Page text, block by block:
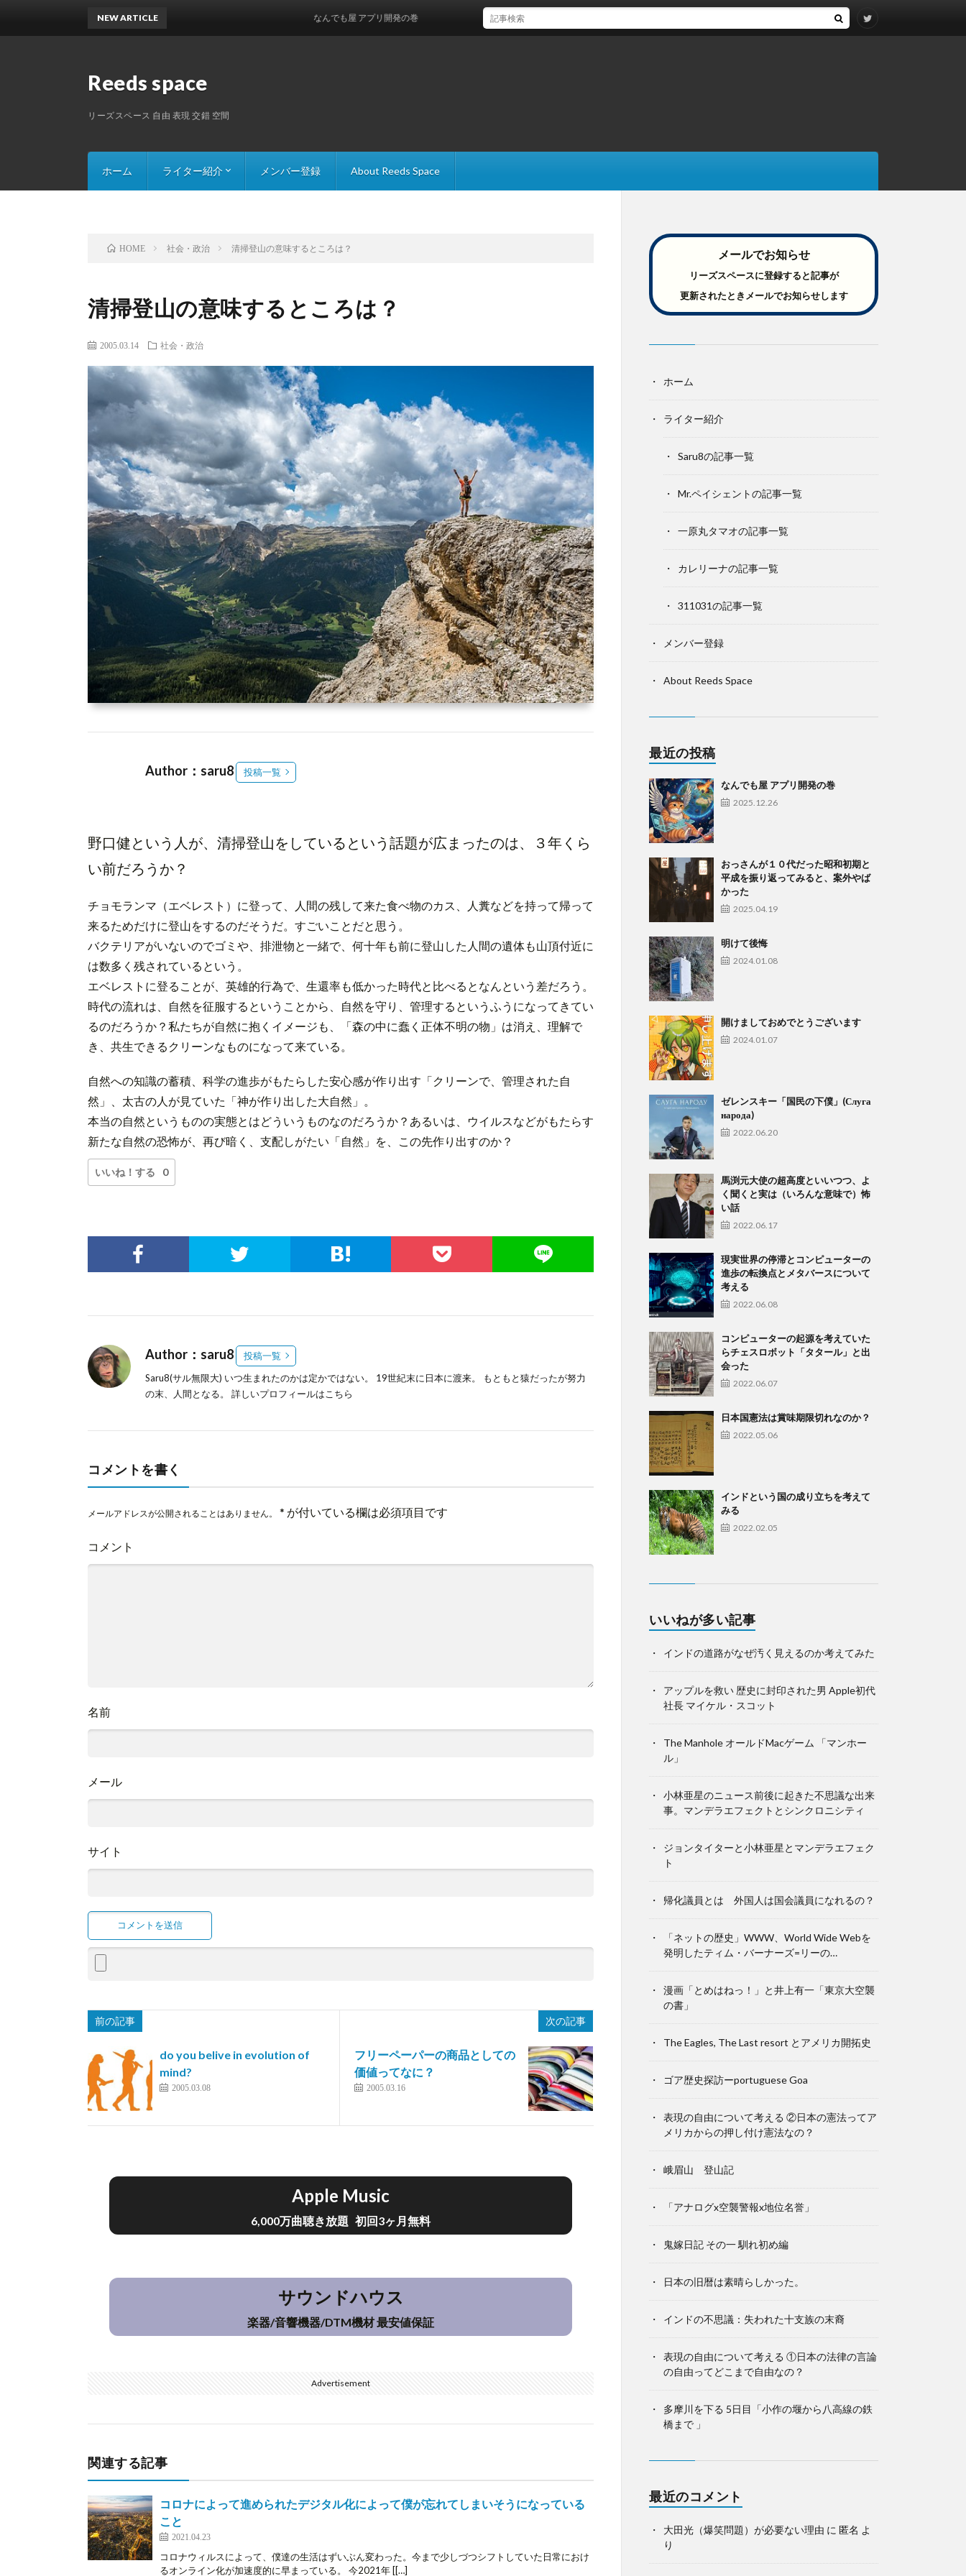
Reeds space
リーズスペース 自由 表現 交錯 空間
ホーム ライター紹介 メンバー登録 About Reeds Space
NEW ARTICLE なんでも屋 アプリ開発の巻
HOME 社会・政治 清掃登山の意味するところは？
清掃登山の意味するところは？
2005.03.14 社会・政治
Author：saru8 投稿一覧
野口健という人が、清掃登山をしているという話題が広まったのは、３年くら
い前だろうか？
チョモランマ（エベレスト）に登って、人間の残して来た食べ物のカス、人糞などを持って帰って
来るためだけに登山をするのだそうだ。すごいことだと思う。
バクテリアがいないのでゴミや、排泄物と一緒で、何十年も前に登山した人間の遺体も山頂付近に
は数多く残されているという。
エベレストに登ることが、英雄的行為で、生還率も低かった時代と比べるとなんという差だろう。
時代の流れは、自然を征服するということから、自然を守り、管理するというふうになってきてい
るのだろうか？私たちが自然に抱くイメージも、「森の中に蠢く正体不明の物」は消え、理解で
き、共生できるクリーンなものになって来ている。
自然への知識の蓄積、科学の進歩がもたらした安心感が作り出す「クリーンで、管理された自
然」、太古の人が見ていた「神が作り出した大自然」。
本当の自然というものの実態とはどういうものなのだろうか？あるいは、ウイルスなどがもたらす
新たな自然の恐怖が、再び暗く、支配しがたい「自然」を、この先作り出すのか？
いいね！する 0
Author：saru8
投稿一覧
Saru8(サル無限大) いつ生まれたのかは定かではない。 19世紀末に日本に渡来。 もともと猿だったが努力
の末、人間となる。 詳しいプロフィールはこちら
コメントを書く
メールアドレスが公開されることはありません。 * が付いている欄は必須項目です
コメント
名前
メール
サイト
前の記事
do you belive in evolution of
mind?
2005.03.08
次の記事
フリーペーパーの商品としての
価値ってなに？
2005.03.16
Apple Music
6,000万曲聴き放題 初回3ヶ月無料
サウンドハウス
楽器/音響機器/DTM機材 最安値保証
Advertisement
関連する記事
コロナによって進められたデジタル化によって僕が忘れてしまいそうになっている
こと
2021.04.23
コロナウィルスによって、僕達の生活はずいぶん変わった。今まで少しづつシフトしていた日常におけ
るオンライン化が加速度的に早まっている。 今2021年 [[…]
メールでお知らせ
リーズスペースに登録すると記事が
更新されたときメールでお知らせします
ホーム
ライター紹介
Saru8の記事一覧
Mr.ペイシェントの記事一覧
一原丸タマオの記事一覧
カレリーナの記事一覧
311031の記事一覧
メンバー登録
About Reeds Space
最近の投稿
なんでも屋 アプリ開発の巻
2025.12.26
おっさんが１０代だった昭和初期と
平成を振り返ってみると、案外やば
かった
2025.04.19
明けて後悔
2024.01.08
開けましておめでとうございます
2024.01.07
ゼレンスキー「国民の下僕」(Слуга
народа)
2022.06.20
馬渕元大使の超高度といいつつ、よ
く聞くと実は（いろんな意味で）怖
い話
2022.06.17
現実世界の停滞とコンピューターの
進歩の転換点とメタバースについて
考える
2022.06.08
コンピューターの起源を考えていた
らチェスロボット「タタール」と出
会った
2022.06.07
日本国憲法は賞味期限切れなのか？
2022.05.06
インドという国の成り立ちを考えて
みる
2022.02.05
いいねが多い記事
インドの道路がなぜ汚く見えるのか考えてみた
アップルを救い 歴史に封印された男 Apple初代
社長 マイケル・スコット
The Manhole オールドMacゲーム 「マンホー
ル」
小林亜星のニュース前後に起きた不思議な出来
事。マンデラエフェクトとシンクロニシティ
ジョンタイターと小林亜星とマンデラエフェク
ト
帰化議員とは 外国人は国会議員になれるの？
「ネットの歴史」WWW、World Wide Webを
発明したティム・バーナーズ=リーの…
漫画「とめはねっ！」と井上有一「東京大空襲
の書」
The Eagles, The Last resort とアメリカ開拓史
ゴア歴史探訪ーportuguese Goa
表現の自由について考える ②日本の憲法ってア
メリカからの押し付け憲法なの？
峨眉山 登山記
「アナログx空襲警報x地位名誉」
鬼嫁日記 その一 馴れ初め編
日本の旧暦は素晴らしかった。
インドの不思議：失われた十支族の末裔
表現の自由について考える ①日本の法律の言論
の自由ってどこまで自由なの？
多摩川を下る 5日目「小作の堰から八高線の鉄
橋まで 」
最近のコメント
大田光（爆笑問題）が必要ない理由 に 匿名 よ
り